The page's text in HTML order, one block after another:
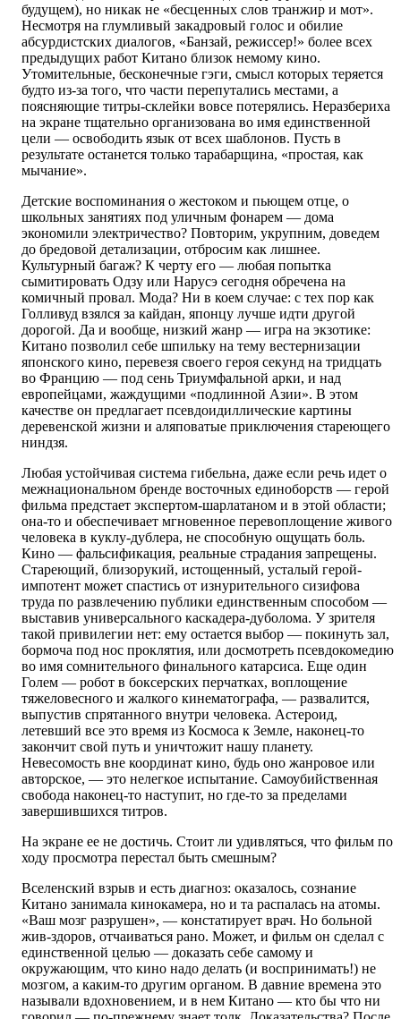
будущем), но никак не «бесценных слов транжир и мот».
Несмотря на глумливый закадровый голос и обилие
абсурдистских диалогов, «Банзай, режиссер!» более всех
предыдущих работ Китано близок немому кино.
Утомительные, бесконечные гэги, смысл которых теряется
будто из-за того, что части перепутались местами, а
поясняющие титры-склейки вовсе потерялись. Неразбериха
на экране тщательно организована во имя единственной
цели — освободить язык от всех шаблонов. Пусть в
результате останется только тарабарщина, «простая, как
мычание».
Детские воспоминания о жестоком и пьющем отце, о
школьных занятиях под уличным фонарем — дома
экономили электричество? Повторим, укрупним, доведем
до бредовой детализации, отбросим как лишнее.
Культурный багаж? К черту его — любая попытка
сымитировать Одзу или Нарусэ сегодня обречена на
комичный провал. Мода? Ни в коем случае: с тех пор как
Голливуд взялся за кайдан, японцу лучше идти другой
дорогой. Да и вообще, низкий жанр — игра на экзотике:
Китано позволил себе шпильку на тему вестернизации
японского кино, перевезя своего героя секунд на тридцать
во Францию — под сень Триумфальной арки, и над
европейцами, жаждущими «подлинной Азии». В этом
качестве он предлагает псевдоидиллические картины
деревенской жизни и аляповатые приключения стареющего
ниндзя.
Любая устойчивая система гибельна, даже если речь идет о
межнациональном бренде восточных единоборств — герой
фильма предстает экспертом-шарлатаном и в этой области;
она-то и обеспечивает мгновенное перевоплощение живого
человека в куклу-дублера, не способную ощущать боль.
Кино — фальсификация, реальные страдания запрещены.
Стареющий, близорукий, истощенный, усталый герой-
импотент может спастись от изнурительного сизифова
труда по развлечению публики единственным способом —
выставив универсального каскадера-дуболома. У зрителя
такой привилегии нет: ему остается выбор — покинуть зал,
бормоча под нос проклятия, или досмотреть псевдокомедию
во имя сомнительного финального катарсиса. Еще один
Голем — робот в боксерских перчатках, воплощение
тяжеловесного и жалкого кинематографа, — развалится,
выпустив спрятанного внутри человека. Астероид,
летевший все это время из Космоса к Земле, наконец-то
закончит свой путь и уничтожит нашу планету.
Невесомость вне координат кино, будь оно жанровое или
авторское, — это нелегкое испытание. Самоубийственная
свобода наконец-то наступит, но где-то за пределами
завершившихся титров.
На экране ее не достичь. Стоит ли удивляться, что фильм по
ходу просмотра перестал быть смешным?
Вселенский взрыв и есть диагноз: оказалось, сознание
Китано занимала кинокамера, но и та распалась на атомы.
«Ваш мозг разрушен», — констатирует врач. Но больной
жив-здоров, отчаиваться рано. Может, и фильм он сделал с
единственной целью — доказать себе самому и
окружающим, что кино надо делать (и воспринимать!) не
мозгом, а каким-то другим органом. В давние времена это
называли вдохновением, и в нем Китано — кто бы что ни